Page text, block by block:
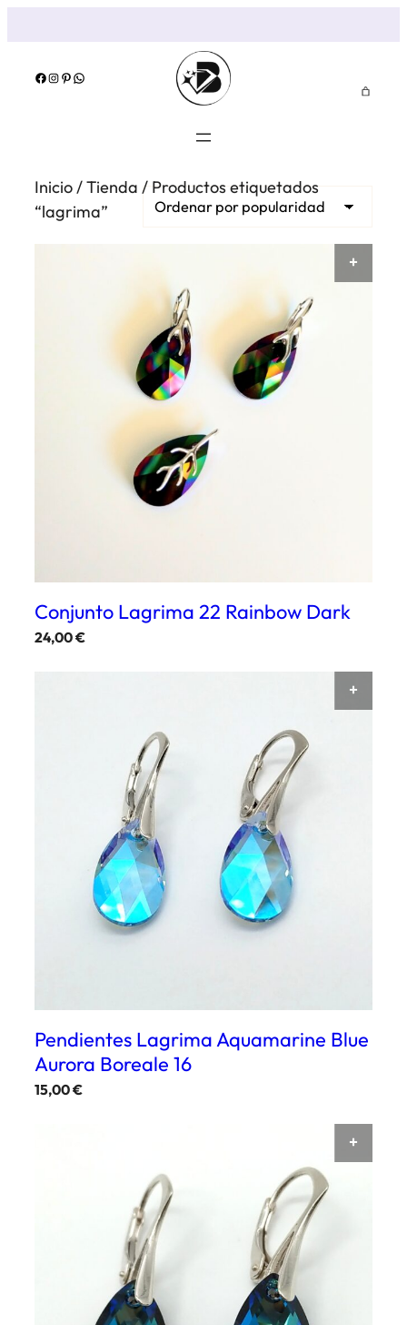
contenido
Facebook Instagram Pinterest WhatsApp
Inicio/Tienda / Productos etiquetados
“lagrima”
Conjunto Lagrima 22 Rainbow Dark
24,00€
Pendientes Lagrima Aquamarine Blue
Aurora Boreale 16
15,00€